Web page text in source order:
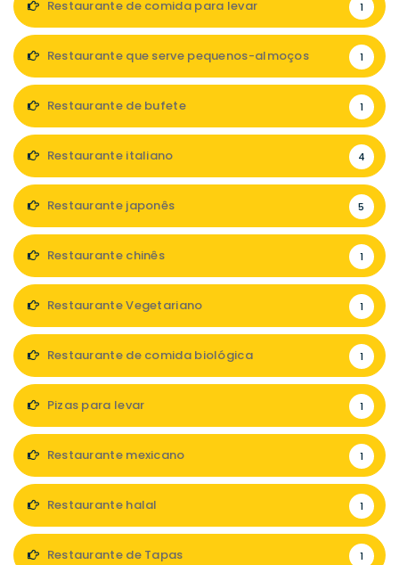
Restaurante de comida para levar 1
Restaurante que serve pequenos-almoços 1
Restaurante de bufete 1
Restaurante italiano 4
Restaurante japonês 5
Restaurante chinês 1
Restaurante Vegetariano 1
Restaurante de comida biológica 1
Pizas para levar 1
Restaurante mexicano 1
Restaurante halal 1
Restaurante de Tapas 1